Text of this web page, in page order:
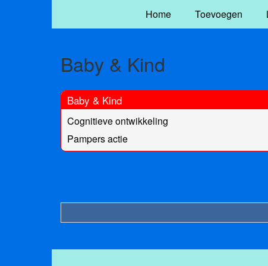
Home Toevoegen
Baby & Kind
Baby & Kind
Cognitieve ontwikkeling
Pampers actie